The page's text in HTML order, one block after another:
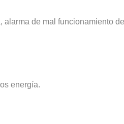
alarma de mal funcionamiento
energía.